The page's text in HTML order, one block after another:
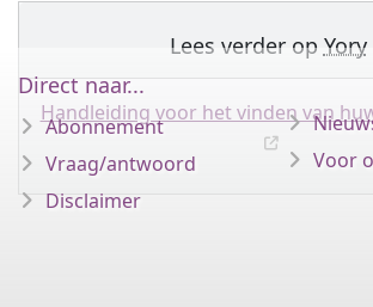
Lees verder op Yory
Handleiding voor het vinden van
Direct naar...
Abonnement
Vraag/antwoord
Disclaimer
Voor